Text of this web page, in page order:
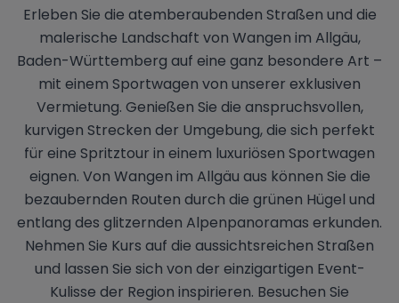
Erleben Sie die atemberaubenden Straßen und die
malerische Landschaft von Wangen im Allgäu,
Baden-Württemberg auf eine ganz besondere Art –
mit einem Sportwagen von unserer exklusiven
Vermietung. Genießen Sie die anspruchsvollen,
kurvigen Strecken der Umgebung, die sich perfekt
für eine Spritztour in einem luxuriösen Sportwagen
eignen. Von Wangen im Allgäu aus können Sie die
bezaubernden Routen durch die grünen Hügel und
entlang des glitzernden Alpenpanoramas erkunden.
Nehmen Sie Kurs auf die aussichtsreichen Straßen
und lassen Sie sich von der einzigartigen Event-
Kulisse der Region inspirieren. Besuchen Sie